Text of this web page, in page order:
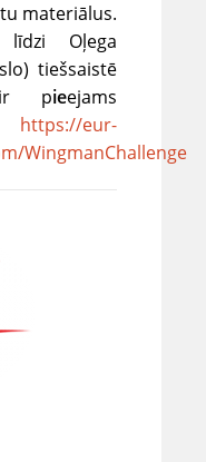
materiālus.
Oļega
) tiešsaistē
pieejams
https://eur-
WingmanChallenge